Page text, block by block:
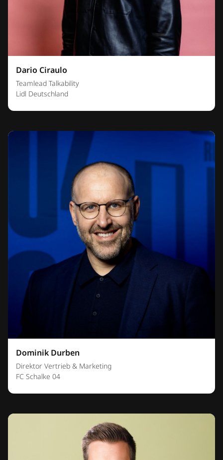
Dario Ciraulo
Teamlead Talkability
Lidl Deutschland
Dominik Durben
Direktor Vertrieb & Marketing
FC Schalke 04